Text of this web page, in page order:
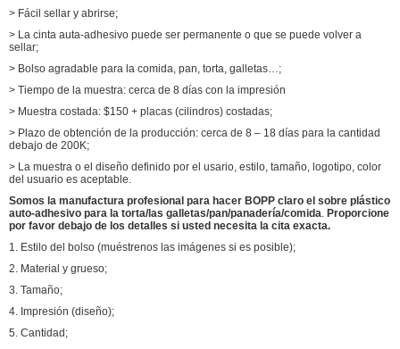
> Fácil sellar y abrirse;
> La cinta auta-adhesivo puede ser permanente o que se puede volver a
sellar;
> Bolso agradable para la comida, pan, torta, galletas…;
> Tiempo de la muestra: cerca de 8 días con la impresión
> Muestra costada: $150 + placas (cilindros) costadas;
> Plazo de obtención de la producción: cerca de 8 – 18 días para la cantidad
debajo de 200K;
> La muestra o el diseño definido por el usario, estilo, tamaño, logotipo, color
del usuario es aceptable.
Somos la manufactura profesional para hacer BOPP claro el sobre plástico
auto-adhesivo para la torta/las galletas/pan/panadería/comida. Proporcione
por favor debajo de los detalles si usted necesita la cita exacta.
1. Estilo del bolso (muéstrenos las imágenes si es posible);
2. Material y grueso;
3. Tamaño;
4. Impresión (diseño);
5. Cantidad;